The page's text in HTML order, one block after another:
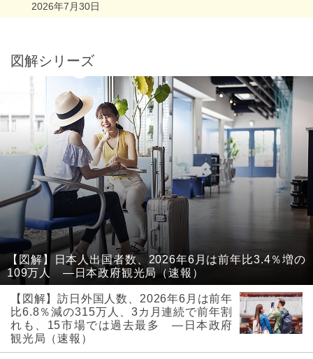
2026年7月30日
図解シリーズ
【図解】日本人出国者数、2026年6月は前年比3.4％増の
109万人 ―日本政府観光局（速報）
【図解】訪日外国人数、2026年6月は前年
比6.8％減の315万人、3カ月連続で前年割
れも、15市場では過去最多 ―日本政府
観光局（速報）